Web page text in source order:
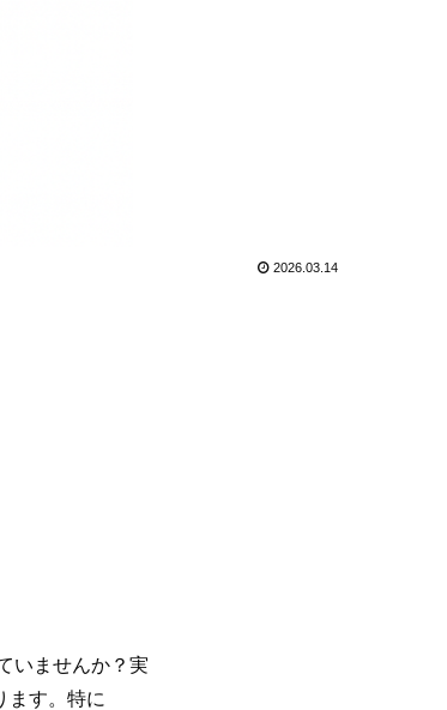
2026.03.14
いませんか？実
ます。特に